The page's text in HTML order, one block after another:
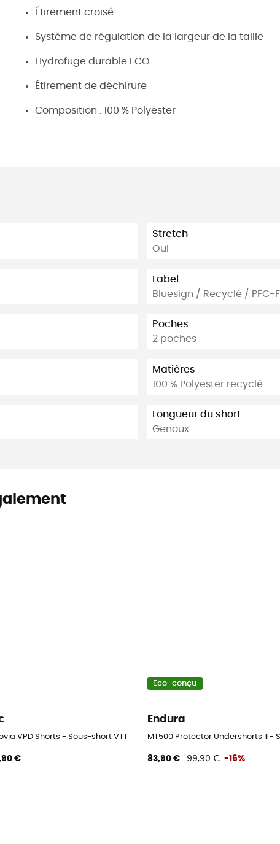
Étirement croisé
Système de régulation de la largeur de la taille
Hydrofuge durable ECO
Étirement de déchirure
Composition : 100 % Polyester
Stretch
Oui
Label
Bluesign / Recyclé / PFC-
Poches
2 poches
Matières
100 % Polyester recyclé
Longueur du short
Genoux
VPD Shorts - Sous-short VTT
€
Eco-conçu
Endura
MT500 Protector Undershorts II -
83,90 € 99,90 € -16%